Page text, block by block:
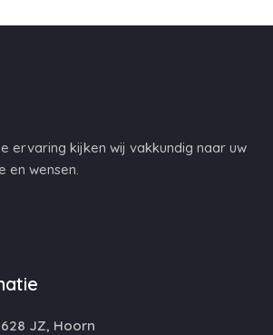
ervaring kijken wij vakkundig naar uw
en wensen.
JZ, Hoorn